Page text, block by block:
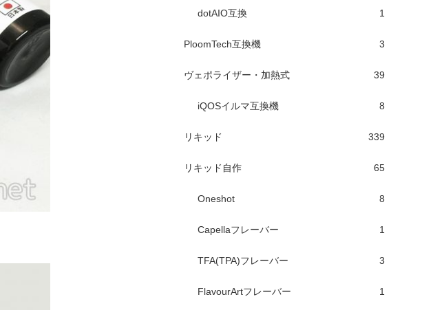
dotAIO互換 1
PloomTech互換機 3
ヴェポライザー・加熱式 39
iQOSイルマ互換機 8
リキッド 339
リキッド自作 65
Oneshot 8
Capellaフレーバー 1
TFA(TPA)フレーバー 3
FlavourArtフレーバー 1